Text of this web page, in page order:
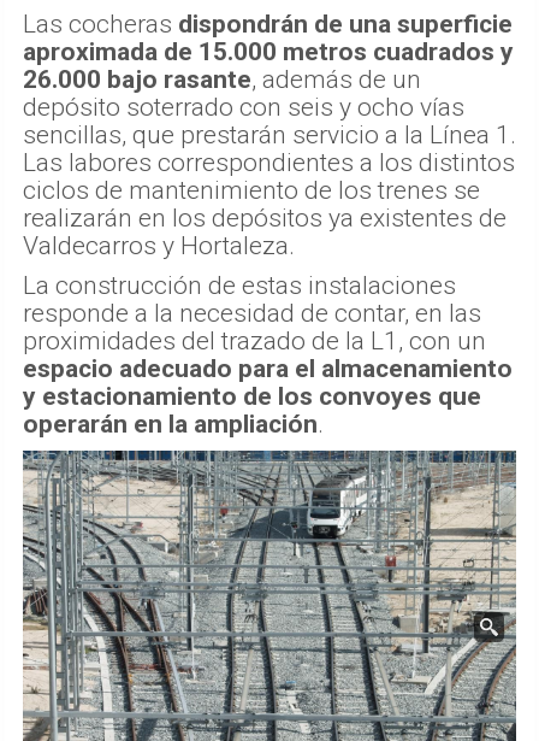
Las cocheras dispondrán de una superficie
aproximada de 15.000 metros cuadrados y
26.000 bajo rasante, además de un
depósito soterrado con seis y ocho vías
sencillas, que prestarán servicio a la Línea 1.
Las labores correspondientes a los distintos
ciclos de mantenimiento de los trenes se
realizarán en los depósitos ya existentes de
Valdecarros y Hortaleza.
La construcción de estas instalaciones
responde a la necesidad de contar, en las
proximidades del trazado de la L1, con un
espacio adecuado para el almacenamiento
y estacionamiento de los convoyes que
operarán en la ampliación.